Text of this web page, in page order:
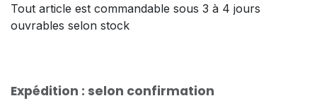
Tout article est commandable sous 3 à 4 jours
ouvrables selon stock
Expédition : selon confirmation